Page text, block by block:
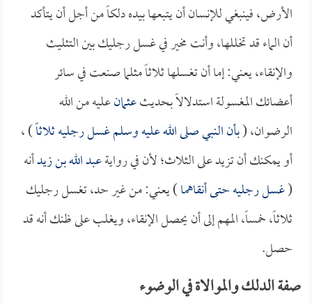
الأرض، فينبغي للإنسان أن يتبعها بيده دلكاً من أجل أن يتأكد
أن الماء قد تخللها، وأنت مخير في غسل رجليك بين التثليث
والإنقاء، يعني: إما أن تغسلها ثلاثاً مثلما صنعت في سائر
أعضائك المغسولة استدلالاً بحديثعثمانعليه من الله
الرضوان، (بأن النبي صلى الله عليه وسلم غسل رجليه ثلاثاً) ،
أو يمكنك أن تزيد على الثلاث؛ لأن في روايةعبد الله بن زيدأنه
(غسل رجليه حتى أنقاهما) يعني: من غير حد، تغسل رجليك
ثلاثاً، خمساً، المهم إلى أن يحصل الإنقاء، ويغلب على ظنك أنه قد
حصل.
صفة الدلك والموالاة في الوضوء